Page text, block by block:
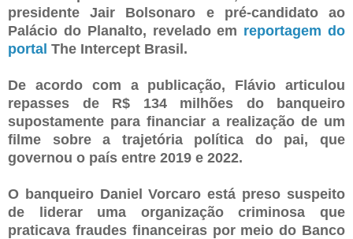
presidente Jair Bolsonaro e pré-candidato ao
Palácio do Planalto, revelado em reportagem do
portal The Intercept Brasil.
De acordo com a publicação, Flávio articulou
repasses de R$ 134 milhões do banqueiro
supostamente para financiar a realização de um
filme sobre a trajetória política do pai, que
governou o país entre 2019 e 2022.
O banqueiro Daniel Vorcaro está preso suspeito
de liderar uma organização criminosa que
praticava fraudes financeiras por meio do Banco